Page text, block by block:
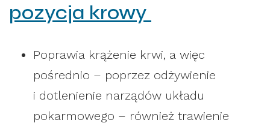
pozycja krowy
Poprawia krążenie krwi, a więc
pośrednio – poprzez odżywienie
i dotlenienie narządów układu
pokarmowego – również trawienie